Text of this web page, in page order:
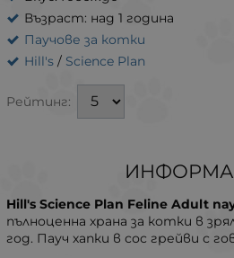
Възраст: над 1 година
Паучове за котки
Hill's / Science Plan
Рейтинг:
Hill's Science Plan Feline Adult
пълноценна храна за котки в
год. Пауч хапки в сос грейви с